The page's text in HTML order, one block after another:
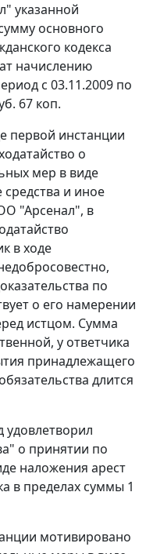
указанной
основного
кодекса
начислению
с 03.11.2009 по
67 коп.
первой инстанции
о
мер в виде
и иное
"Арсенал", в
в ходе
по
о его намерении
истцом. Сумма
у ответчика
принадлежащего
длится
удовлетворил
о принятии по
наложения арест
в пределах суммы 1
мотивировано